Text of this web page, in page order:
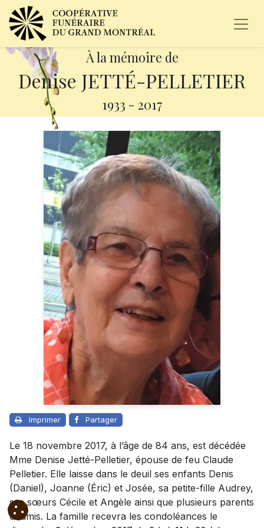
À la mémoire de
Denise JETTÉ-PELLETIER
1933 - 2017
Imprimer Partager
Le 18 novembre 2017, à l’âge de 84 ans, est décédée
Mme Denise Jetté-Pelletier, épouse de feu Claude
Pelletier. Elle laisse dans le deuil ses enfants Denis
(Daniel), Joanne (Éric) et Josée, sa petite-fille Audrey,
ses sœurs Cécile et Angèle ainsi que plusieurs parents
et amis. La famille recevra les condoléances le